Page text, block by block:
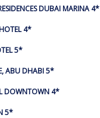
DUBAI MARINA 4*
4*
5*
ABU DHABI 5*
DOWNTOWN 4*
5*